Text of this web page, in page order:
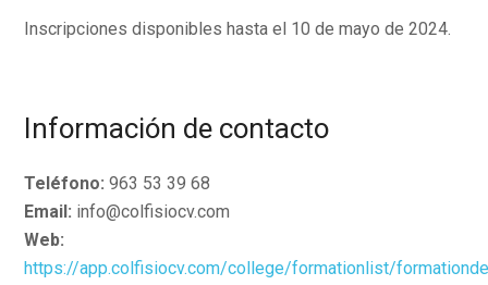
Inscripciones disponibles hastael 10 de mayo de 2024.
Información de contacto
Teléfono: 963 53 39 68
Email: info@colfisiocv.com
Web:
https://app.colfisiocv.com/college/formationlist/